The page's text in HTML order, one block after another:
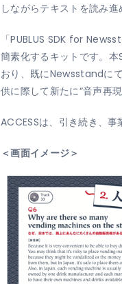
しながらテキストを読み進
「PUBLUS SDK for
簡素化するキットです。
おり、既にNewsstandに
供に際して新たに“音声再
ACCESSは、引き続き、
＜画面イメージ＞